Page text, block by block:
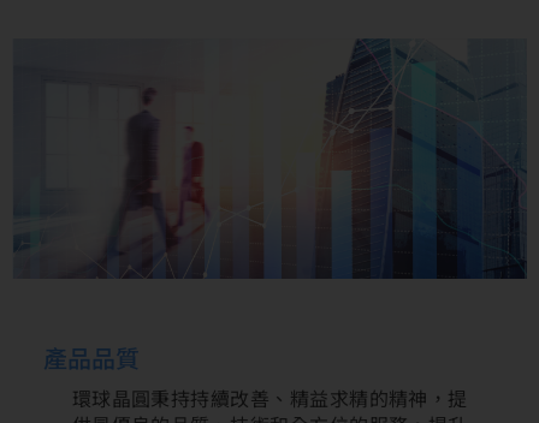
產品品質
環球晶圓秉持持續改善、精益求精的精神，提